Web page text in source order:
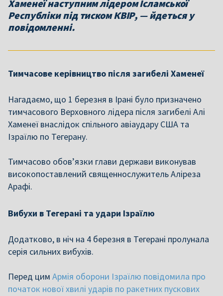
Хаменеї наступним лідером Ісламської
Республіки під тиском КВІР, — йдеться у
повідомленні.
Тимчасове керівництво після загибелі Хаменеї
Нагадаємо, що 1 березня в Ірані було призначено
тимчасового Верховного лідера після загибелі Алі
Хаменеї внаслідок спільного авіаудару США та
Ізраїлю по Тегерану.
Тимчасово обов’язки глави держави виконував
високопоставлений священнослужитель Аліреза
Арафі.
Вибухи в Тегерані та удари Ізраїлю
Додатково, в ніч на 4 березня в Тегерані пролунала
серія сильних вибухів.
Перед цим Армія оборони Ізраїлю повідомила про
початок нової хвилі ударів по ракетних пускових